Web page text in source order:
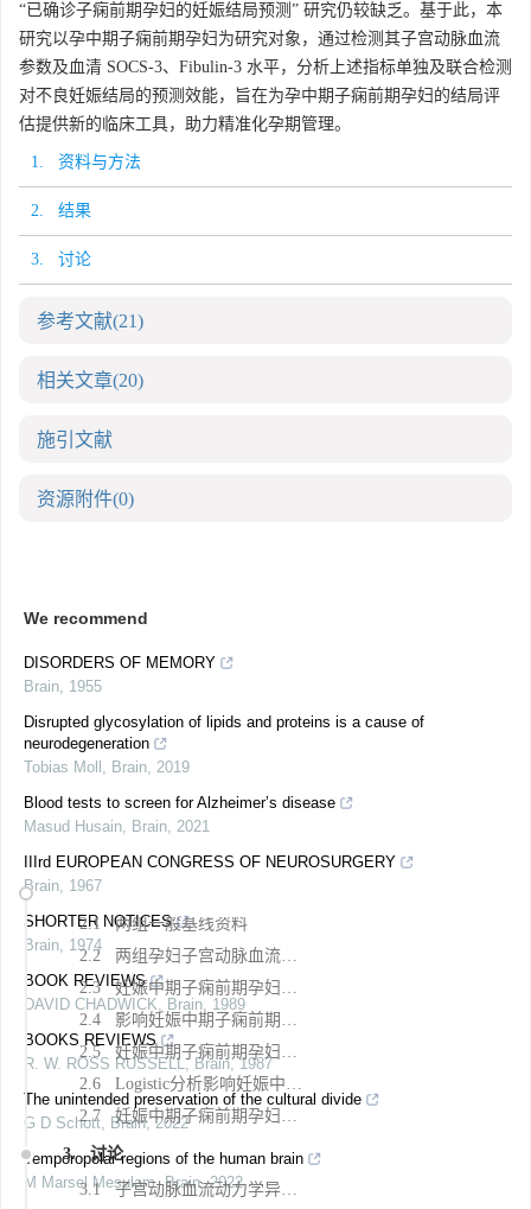
“已确诊子痫前期孕妇的妊娠结局预测” 研究仍较缺乏。基于此，本
研究以孕中期子痫前期孕妇为研究对象，通过检测其子宫动脉血流
参数及血清 SOCS-3、Fibulin-3 水平，分析上述指标单独及联合检测
对不良妊娠结局的预测效能，旨在为孕中期子痫前期孕妇的结局评
估提供新的临床工具，助力精准化孕期管理。
1. 资料与方法
2. 结果
3. 讨论
参考文献(21)
相关文章(20)
施引文献
资源附件(0)
We recommend
DISORDERS OF MEMORY
Brain, 1955
Disrupted glycosylation of lipids and proteins is a cause of
neurodegeneration
Tobias Moll , Brain, 2019
Blood tests to screen for Alzheimer’s disease
Masud Husain, Brain, 2021
IIIrd EUROPEAN CONGRESS OF NEUROSURGERY
Brain, 1967
SHORTER NOTICES
Brain, 1974
BOOK REVIEWS
DAVID CHADWICK, Brain, 1989
BOOKS REVIEWS
R. W. ROSS RUSSELL, Brain,1987
The unintended preservation of the cultural divide
G D Schott, Brain,2022
Temporopolar regions of the human brain
M Marsel Mesulam,Brain,2022
1. 资料与方法
1.1 研究对象
1.3 方法
2. 结果
2.1 两组一般基线资料
2.2 两组孕妇子宫动脉血流参数、血清指标比较
2.3 妊娠中期子痫前期孕妇妊娠不良结局情况
2.4 影响妊娠中期子痫前期孕妇妊娠结局的单因素分析
2.5 妊娠中期子痫前期孕妇妊娠不良结局发生的独立危险因素变量赋值
2.6 Logistic分析影响妊娠中期子痫前期孕妇妊娠不良结局发生的相关危险因素
2.7 妊娠中期子痫前期孕妇妊娠不良结局的相关影响因素的ROC曲线分析
3. 讨论
3.1 子宫动脉血流动力学异常与胎盘灌注不足的病理基础